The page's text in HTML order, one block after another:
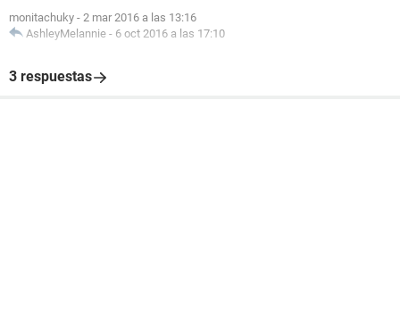
monitachuky - 2 mar 2016 a las 13:16
AshleyMelannie - 6 oct 2016 a las 17:10
3 respuestas